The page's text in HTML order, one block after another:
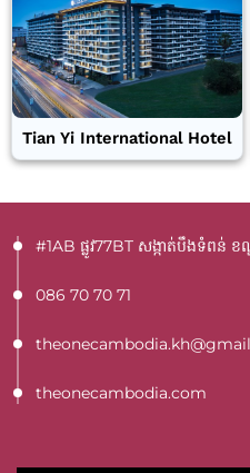
Tian Yi International Hotel
#1AB ផ្លូវ77BT​ សង្កាត់បឹងទំពន់ ខ
086 70 70 71
theonecambodia.com